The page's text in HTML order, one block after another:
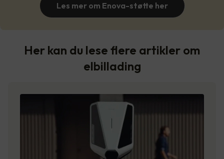
Les mer om Enova-støtte her
Her kan du lese flere artikler om
elbillading